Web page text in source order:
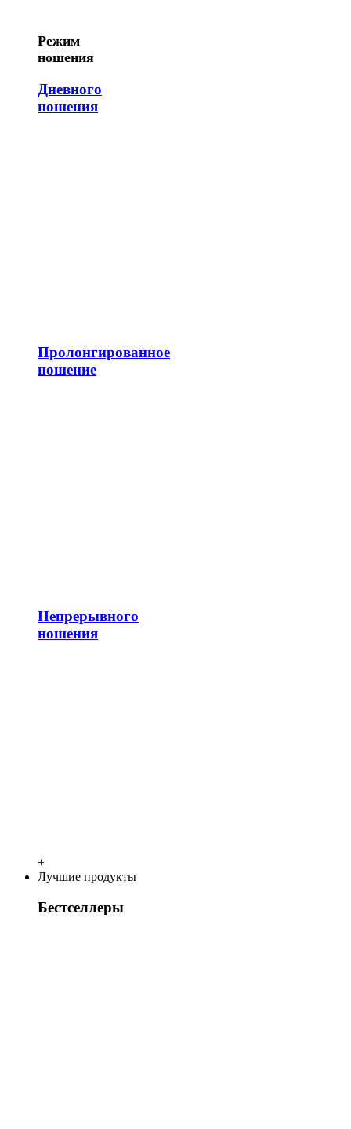
Режим
ношения
Дневного
ношения
Пролонгированное
ношение
Непрерывного
ношения
+
Лучшие продукты
Бестселлеры